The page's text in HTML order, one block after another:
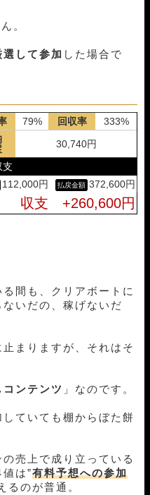
。
して参加 した場合で
79% 回収率
333%
30,740円
支
112,000円
372,600円
収支 +260,600円
間も、クリアボートに
いだの、稼げないだ
まりますが、それはそ
コンテンツ 」なのです。
ていても棚からぼた餅
売上で成り立っている
は”有料予想への参加
るのが普通。